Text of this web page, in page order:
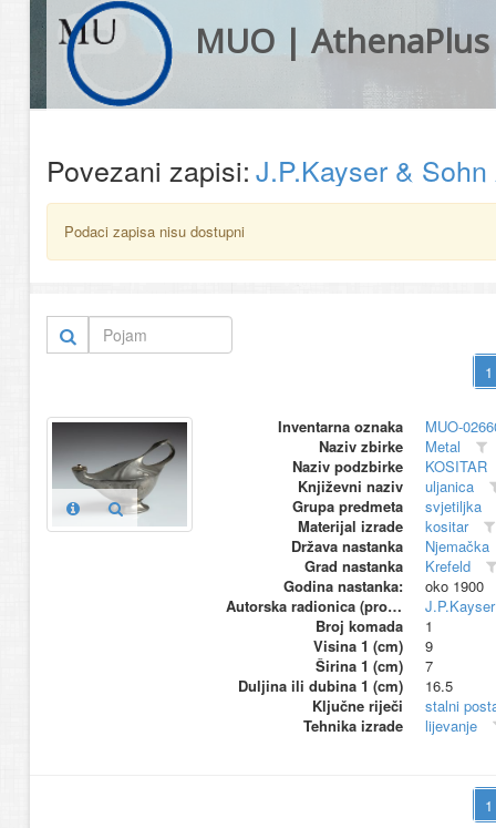
MUO | AthenaPlus
Povezani zapisi:J.P.Kayser &
Podaci zapisa nisu dostupni
Inventarna oznaka
MUO-
Naziv zbirke
Metal
Naziv podzbirke
KOSITAR
Književni naziv
uljanica
Grupa predmeta
svjetiljka
Materijal izrade
kositar
Država nastanka
Njemačka
Grad nastanka
Krefeld
Godina nastanka:
oko 1900
Autorska radionica (proizvođač)
Broj komada
1
Visina 1 (cm)
9
Širina 1 (cm)
7
Duljina ili dubina 1 (cm)
16.5
Ključne riječi
stalni
Tehnika izrade
lijevanje